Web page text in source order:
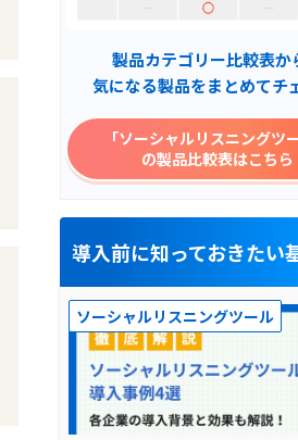
製品カテゴリー比較表か
気になる製品をまとめてチ
「ソーシャルリスニングツ
の製品比較表はこちら
導入前に知っておきたい
ソーシャルリスニングツール